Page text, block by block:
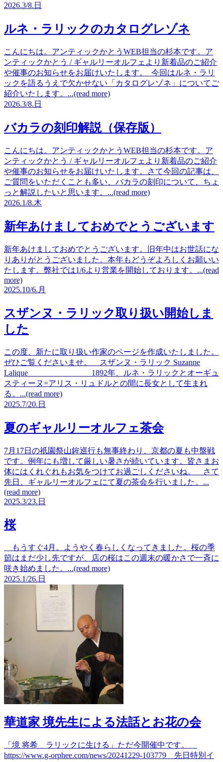
2026.3/8. 日
ルネ・ラリックのカタログレゾネ
こんにちは。アンティックかとうWEB担当の杉本です。ア
ンティックかとう / ギャルリーオルフェより新着品のご紹介
や催事のお知らせをお届けいたします。 今回はルネ・ラリ
ックを語るうえで欠かせない「カタログレゾネ」についてご
紹介いたします。...(read more)
2026.3/8. 日
バカラの刻印解説（保存版）
こんにちは。アンティックかとうWEB担当の杉本です。ア
ンティックかとう / ギャルリーオルフェより新着品のご紹介
や催事のお知らせをお届けいたします。さて今回の記事は、
ご質問をいただくことも多い、バカラの刻印について、ちょ
っと解説したいと思います。...(read more)
2026.1/8.木
新年あけましておめでとうございます
新年あけましておめでとうございます。旧年中はお世話にな
りありがとうございました。本年もどうぞよろしくお願いい
たします。弊社では1/6より営業を開始しております。...(read
more)
2025.10/6. 月
スザンヌ・ラリック取り扱い開始しま
した
この度、新たに取り扱い作家のページを作成いたしました。
ぜひご覧くださいませ。 スザンヌ・ラリック Suzanne
Lalique 1892年、ルネ・ラリックとオーギュ
スティーヌ=アリス・リュドルとの間に長女として生まれ
る。...(read more)
2025.7/20. 日
夏のギャルリーオルフェ茶会
7月17日の祇園祭山鉾巡行も無事終わり、京都の夏も中盤戦
です。例年にも増して厳しい暑さが続いています。皆さまお
体にはくれぐれもお気をつけてお過ごしくださいね。 さて
先日、ギャルリーオルフェにて夏の茶会を行いました。...
(read more)
2025.3/23. 日
桜
もうすぐ4月。ようやく春らしくなってきました。桜の季
節はまだ少し先ですが、店の桜はこの週末の暖かさで一斉に
咲き始めました。...(read more)
2025.1/26. 日
華道家 境先生による法話とお花の会
「境 将希 ラリックに生ける」ただ今開催中です。
https://www.g-orphee.com/news/20241229-103779 先日特別イ